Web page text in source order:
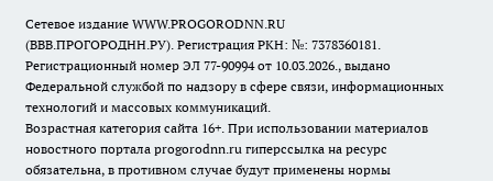
Сетевое издание WWW.PROGORODNN.RU
(ВВВ.ПРОГОРОДНН.РУ). Регистрация РКН: №: 7378360181.
Регистрационный номер ЭЛ 77-90994 от 10.03.2026., выдано
Федеральной службой по надзору в сфере связи, информационных
технологий и массовых коммуникаций.
Возрастная категория сайта 16+. При использовании материалов
новостного портала progorodnn.ru гиперссылка на ресурс
обязательна, в противном случае будут применены нормы